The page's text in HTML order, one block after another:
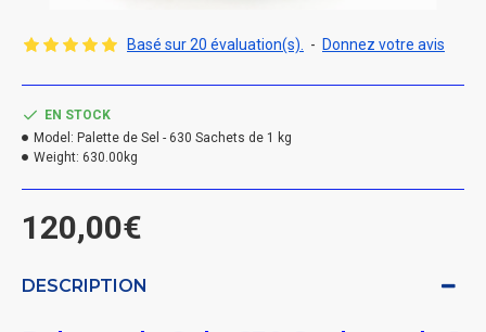
Basé sur 20 évaluation(s). - Donnez votre avis
120,00€
EN STOCK
Model: Palette de Sel - 630 Sachets de 1 kg
Weight: 630.00kg
DESCRIPTION